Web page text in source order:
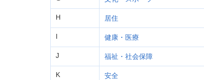
H 居住
I 健康・医療
J 福祉・社会保障
K 安全